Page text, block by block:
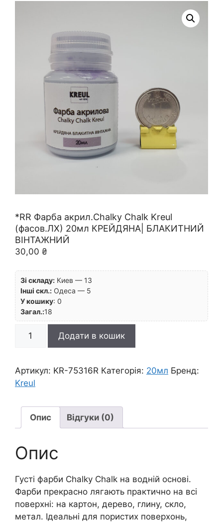
*RR Фарба акрил.Chalky Chalk Kreul
(фасов.ЛХ) 20мл КРЕЙДЯНА| БЛАКИТНИЙ
ВІНТАЖНИЙ
30,00 ₴
Зі складу: Киев — 13
Інші скл.: Одеса — 5
У кошику: 0
Загал.:18
Chalk
Kreul
20мл
КРЕЙДЯНА|
БЛАКИТНИЙ
кількість
Додати в кошик
Артикул: KR-75316R Категорія: 20мл Бренд:
Kreul
Опис Відгуки (0)
Опис
Густі фарби Chalky Chalk на водній основі.
Фарби прекрасно лягають практично на всі
поверхні: на картон, дерево, глину, скло,
метал. Ідеальні для пористих поверхонь,